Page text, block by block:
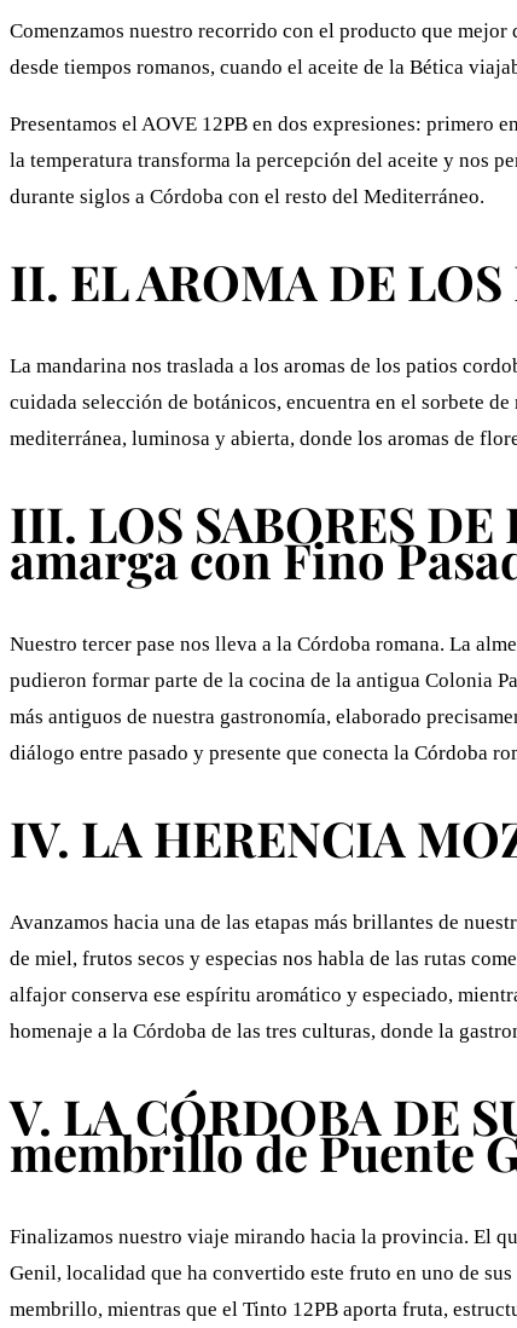
Comenzamos nuestro recorrido con el producto que
desde tiempos romanos, cuando el aceite de la Bética
Presentamos el AOVE 12PB en dos expresiones: primero
la temperatura transforma la percepción del aceite y nos
durante siglos a Córdoba con el resto del Mediterráneo.
II. EL AROMA DE
La mandarina nos traslada a los aromas de los patios
cuidada selección de botánicos, encuentra en el sorbete
mediterránea, luminosa y abierta, donde los aromas de
III. LOS SABORES
amarga con Fino
Nuestro tercer pase nos lleva a la Córdoba romana. La
pudieron formar parte de la cocina de la antigua Colonia
más antiguos de nuestra gastronomía, elaborado
diálogo entre pasado y presente que conecta la Córdoba
IV. LA HERENCIA
Avanzamos hacia una de las etapas más brillantes de
de miel, frutos secos y especias nos habla de las rutas
alfajor conserva ese espíritu aromático y especiado,
homenaje a la Córdoba de las tres culturas, donde la
V. LA CÓRDOBA DE
membrillo de Puente
Finalizamos nuestro viaje mirando hacia la provincia. El
Genil, localidad que ha convertido este fruto en uno de
membrillo, mientras que el Tinto 12PB aporta fruta,